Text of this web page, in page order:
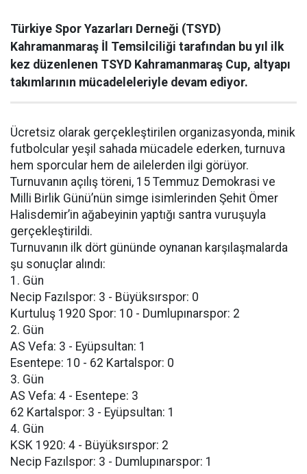
Türkiye Spor Yazarları Derneği (TSYD)
Kahramanmaraş İl Temsilciliği tarafından bu yıl ilk
kez düzenlenen TSYD Kahramanmaraş Cup, altyapı
takımlarının mücadeleleriyle devam ediyor.
Ücretsiz olarak gerçekleştirilen organizasyonda, minik
futbolcular yeşil sahada mücadele ederken, turnuva
hem sporcular hem de ailelerden ilgi görüyor.
Turnuvanın açılış töreni, 15 Temmuz Demokrasi ve
Milli Birlik Günü’nün simge isimlerinden Şehit Ömer
Halisdemir’in ağabeyinin yaptığı santra vuruşuyla
gerçekleştirildi.
Turnuvanın ilk dört gününde oynanan karşılaşmalarda
şu sonuçlar alındı:
1. Gün
Necip Fazılspor: 3 - Büyüksırspor: 0
Kurtuluş 1920 Spor: 10 - Dumlupınarspor: 2
2. Gün
AS Vefa: 3 - Eyüpsultan: 1
Esentepe: 10 - 62 Kartalspor: 0
3. Gün
AS Vefa: 4 - Esentepe: 3
62 Kartalspor: 3 - Eyüpsultan: 1
4. Gün
KSK 1920: 4 - Büyüksırspor: 2
Necip Fazılspor: 3 - Dumlupınarspor: 1